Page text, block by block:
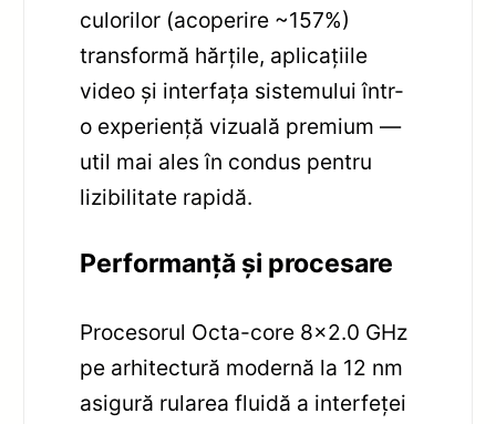
culorilor (acoperire ~157%)
transformă hărțile, aplicațiile
video și interfața sistemului într-
o experiență vizuală premium —
util mai ales în condus pentru
lizibilitate rapidă.
Performanță și procesare
Procesorul Octa-core 8×2.0 GHz
pe arhitectură modernă la 12 nm
asigură rularea fluidă a interfeței